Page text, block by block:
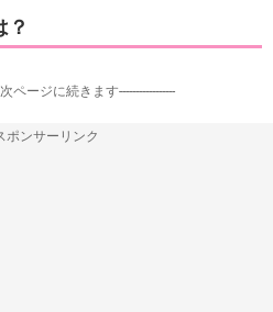
？
ページに続きます-----------------
ポンサーリンク